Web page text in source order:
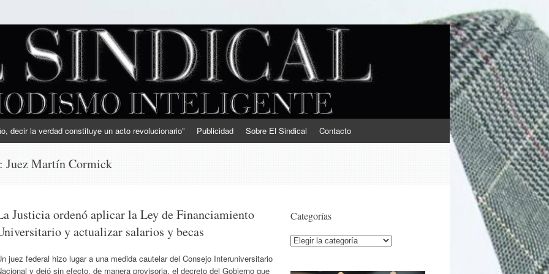
decir la verdad constituye un acto revolucionario” Publicidad Sobre El Sindical Contacto
Juez Martín Cormick
Justicia ordenó aplicar la Ley de Financiamiento
y actualizar salarios y becas
juez federal hizo lugar a una medida cautelar del Consejo Interuniversitario
y dejó sin efecto, de manera provisoria, el decreto del Gobierno que
Categorías
Categorías